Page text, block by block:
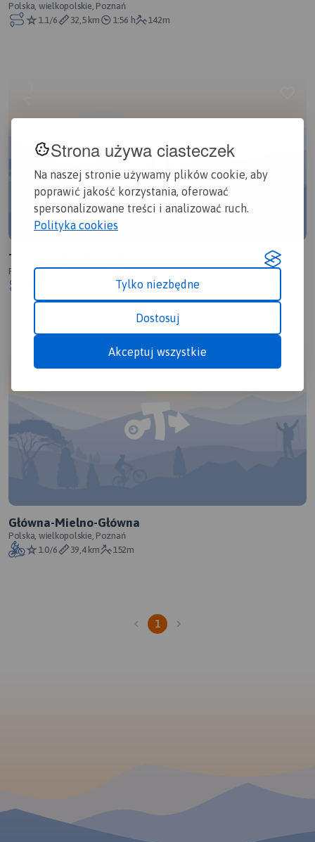
Strona używa ciasteczek
Na naszej stronie używamy plików cookie, aby
poprawić jakość korzystania, oferować
spersonalizowane treści i analizować ruch.
Polityka cookies
Tylko niezbędne
Dostosuj
Akceptuj wszystkie
Polska, wielkopolskie, Poznań
1.1/6
32,5 km 1:56 h 142m
Trasa 16_06_2022 19:43
Polska, wielkopolskie, Poznań
1:42 h 270m
Główna-Mielno-Główna
Polska, wielkopolskie, Poznań
1.0/6
39,4 km 152m
1